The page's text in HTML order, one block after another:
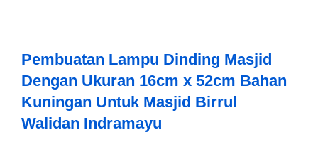
Pembuatan Lampu Dinding Masjid
Dengan Ukuran 16cm x 52cm Bahan
Kuningan Untuk Masjid Birrul
Walidan Indramayu